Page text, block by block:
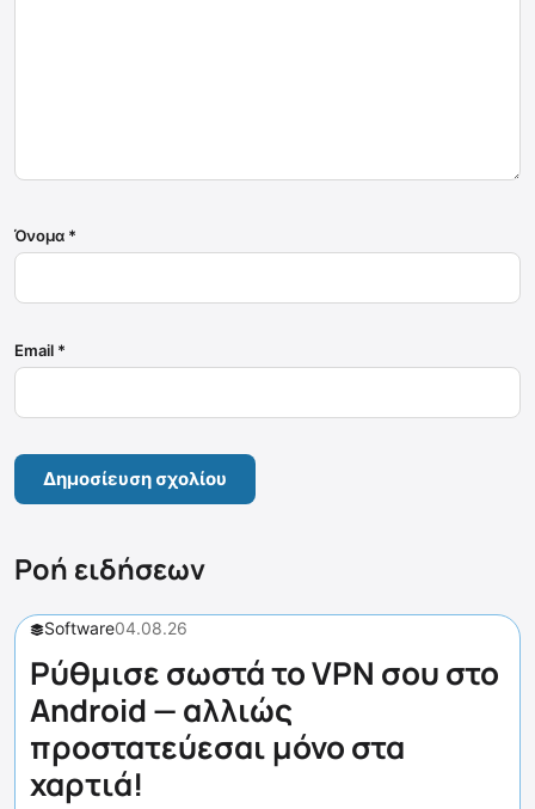
Όνομα *
Email *
Ροή ειδήσεων
Software04.08.26
Ρύθμισε σωστά το VPN σου στο
Android — αλλιώς
προστατεύεσαι μόνο στα
χαρτιά!